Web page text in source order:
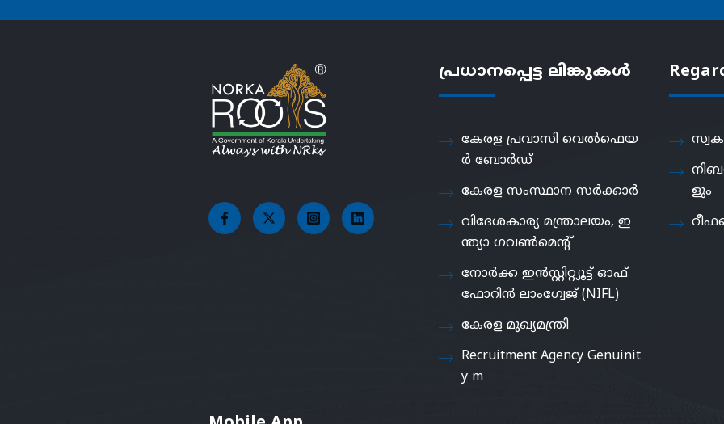
പ്രധാനപ്പെട്ട ലിങ്കുകൾ
കേരള പ്രവാസി വെൽഫെയ
ർ ബോർഡ്
കേരള സംസ്ഥാന സർക്കാർ
വിദേശകാര്യ മന്ത്രാലയം, ഇ
ന്ത്യാ ഗവൺമെൻ്റ്
നോർക്ക ഇൻസ്റ്റിറ്റ്യൂട്ട് ഓഫ്
ഫോറിൻ ലാംഗ്വേജ് (NIFL)
കേരള മുഖ്യമന്ത്രി
Recruitment Agency Genuinit
y m
ളും